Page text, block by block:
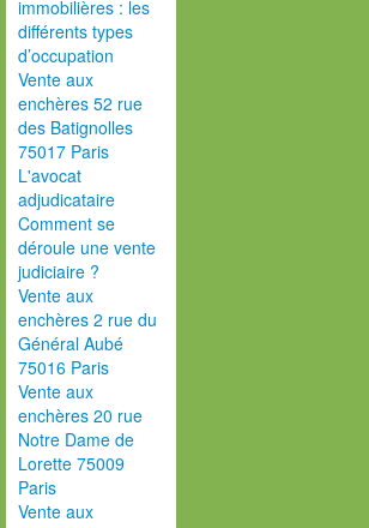
immobilières : les
différents types
d’occupation
Vente aux
enchères 52 rue
des Batignolles
75017 Paris
L'avocat
adjudicataire
Comment se
déroule une vente
judiciaire ?
Vente aux
enchères 2 rue du
Général Aubé
75016 Paris
Vente aux
enchères 20 rue
Notre Dame de
Lorette 75009
Paris
Vente aux